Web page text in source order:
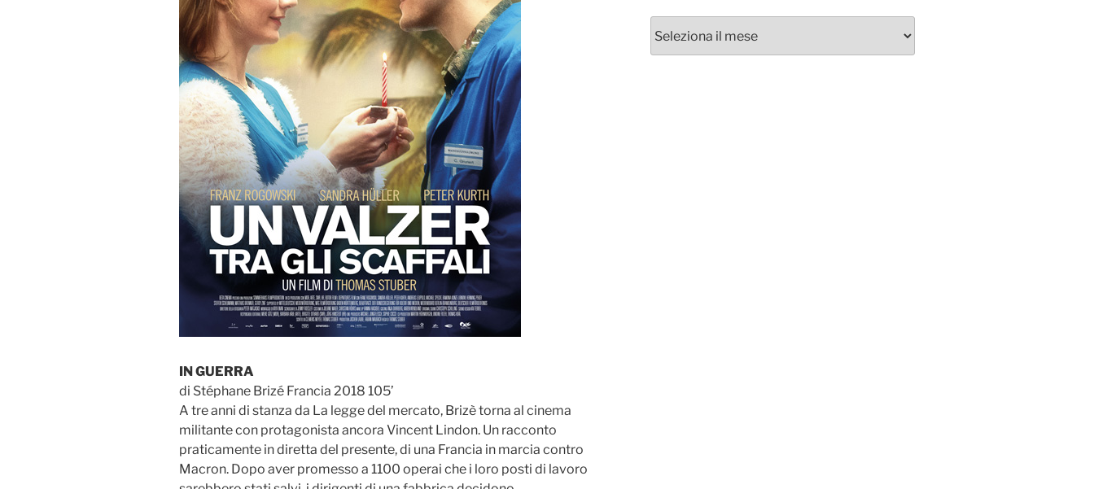
IN GUERRA
di Stéphane Brizé Francia 2018 105’
A tre anni di stanza da La legge del mercato, Brizè torna al cinema
militante con protagonista ancora Vincent Lindon. Un racconto
praticamente in diretta del presente, di una Francia in marcia contro
Macron. Dopo aver promesso a 1100 operai che i loro posti di lavoro
mensili